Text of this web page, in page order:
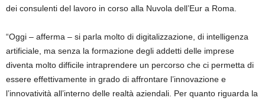
dei consulenti del lavoro in corso alla Nuvola dell’Eur a Roma.
“Oggi – afferma – si parla molto di digitalizzazione, di intelligenza
artificiale, ma senza la formazione degli addetti delle imprese
diventa molto difficile intraprendere un percorso che ci permetta di
essere effettivamente in grado di affrontare l’innovazione e
l’innovatività all’interno delle realtà aziendali. Per quanto riguarda la